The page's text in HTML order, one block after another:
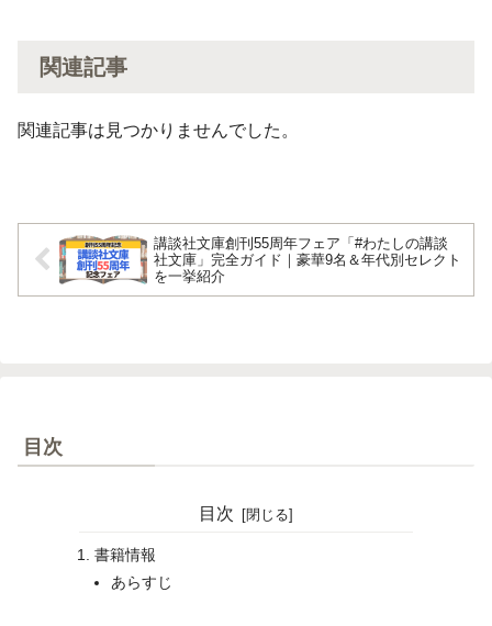
関連記事
関連記事は見つかりませんでした。
講談社文庫創刊55周年フェア「#わたしの講談
社文庫」完全ガイド｜豪華9名＆年代別セレクト
を一挙紹介
目次
目次
書籍情報
あらすじ